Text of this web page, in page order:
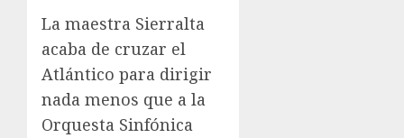
La maestra Sierralta
acaba de cruzar el
Atlántico para dirigir
nada menos que a la
Orquesta Sinfónica